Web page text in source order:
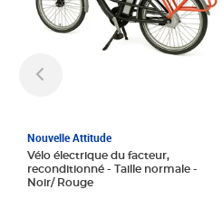
Nouvelle Attitude
Vélo électrique du facteur,
reconditionné - Taille normale -
Noir/ Rouge